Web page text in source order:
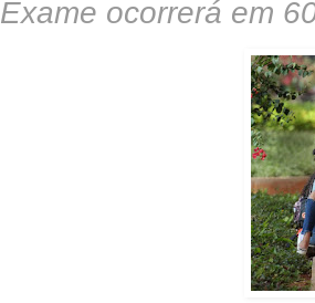
Exame ocorrerá em